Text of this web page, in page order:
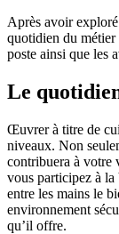
Après avoir
quotidien du métier
poste ainsi que les
Le
Œuvrer à titre de
niveaux. Non
contribuera à votre
vous participez à la
entre les mains le
environnement
qu’il offre.